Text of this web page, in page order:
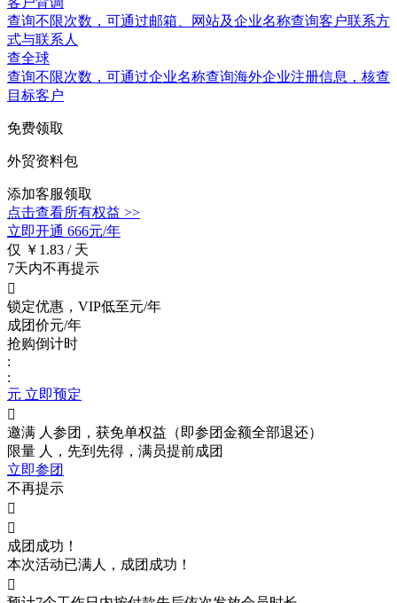
查询不限次数 ，可通过邮箱、网站及企业名称查询客户联系方
式与联系人
查全球
查询不限次数 ，可通过企业名称查询海外企业注册信息，核查
目标客户
免费领取
外贸资料包
添加客服领取
点击查看所有权益 >>
立即开通 666元/年
仅 ￥1.83 / 天
7天内不再提示

锁定优惠，VIP低至元/年
成团价元/年
抢购倒计时
:
:
元 立即预定

邀满 人参团，获免单权益（即参团金额全部退还）
限量 人，先到先得，满员提前成团
立即参团
不再提示


成团成功！
本次活动已满人，成团成功！
